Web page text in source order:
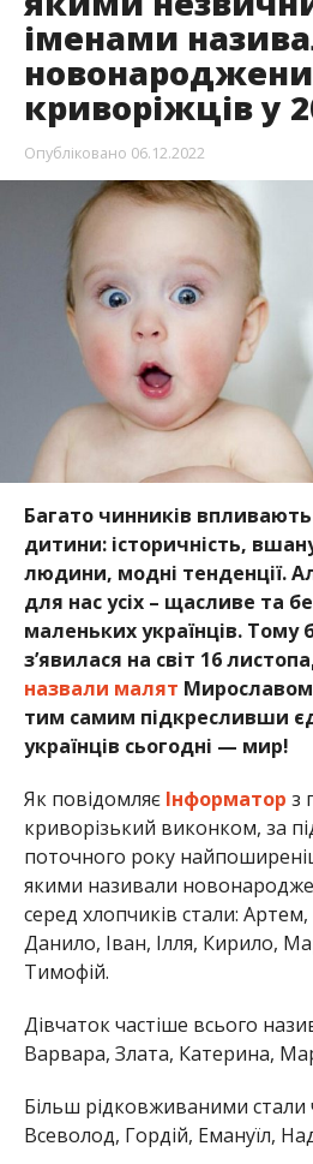
іменами
криворіжців у
Опубліковано 06.12.2022
Багато чинників впливають
дитини: історичність,
людини, модні тенденції.
для нас усіх – щасливе та
маленьких українців. Тому
з’явилася на світ 16
назвали малят
тим самим підкресливши
українців сьогодні — мир!
Як повідомляє Інформатор з
криворізький виконком, за
поточного року
якими називали
серед хлопчиків стали:
Данило, Іван, Ілля, Кирило,
Тимофій.
Дівчаток частіше всього
Варвара, Злата, Катерина,
Більш рідковживаними стали
Всеволод, Гордій, Емануїл,